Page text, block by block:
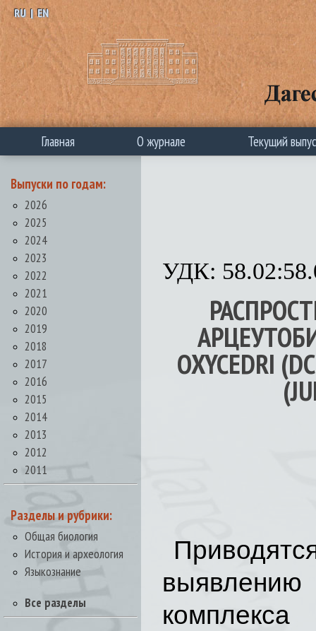
RU | EN
Главная О журнале Текущий
Выпуски по годам:
2026
2025
2024
2023
2022
2021
2020
2019
2018
2017
2016
2015
2014
2013
2012
2011
Разделы и рубрики:
Общая биология
История и археология
Языкознание
Все разделы
УДК:
OXYCEDRI
выявлению